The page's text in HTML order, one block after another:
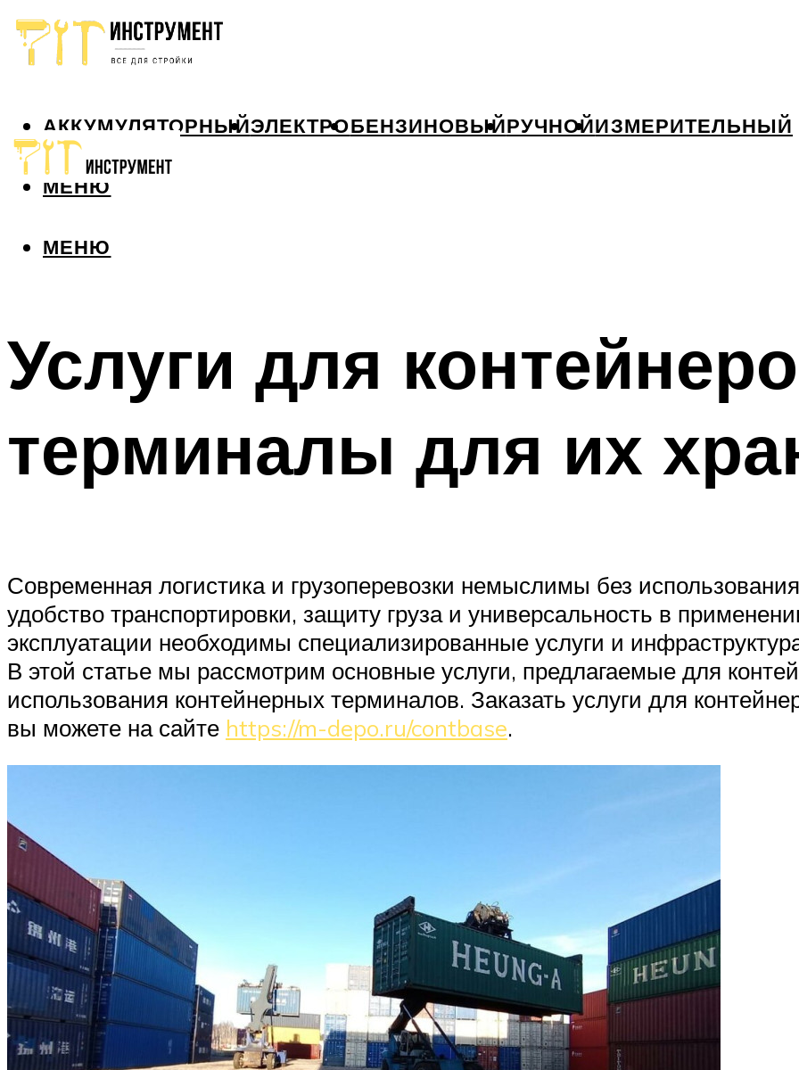
АККУМУЛЯТОРНЫЙЭЛЕКТРОБЕНЗИНОВЫЙРУЧНОЙИЗМЕРИТЕЛЬНЫЙ
МЕНЮ
МЕНЮ
Услуги для
терминалы для их
Современная логистика и грузоперевозки немыслимы без
удобство транспортировки, защиту груза и универсальность в
эксплуатации необходимы специализированные услуги и
В этой статье мы рассмотрим основные услуги, предлагаемые для
использования контейнерных терминалов. Заказать услуги для
вы можете на сайте https://m-depo.ru/contbase.